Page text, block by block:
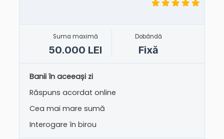
Suma maximă
50.000 LEI
Dobândă
Fixă
Banii în aceeași zi
Răspuns acordat online
Cea mai mare sumă
Interogare în birou